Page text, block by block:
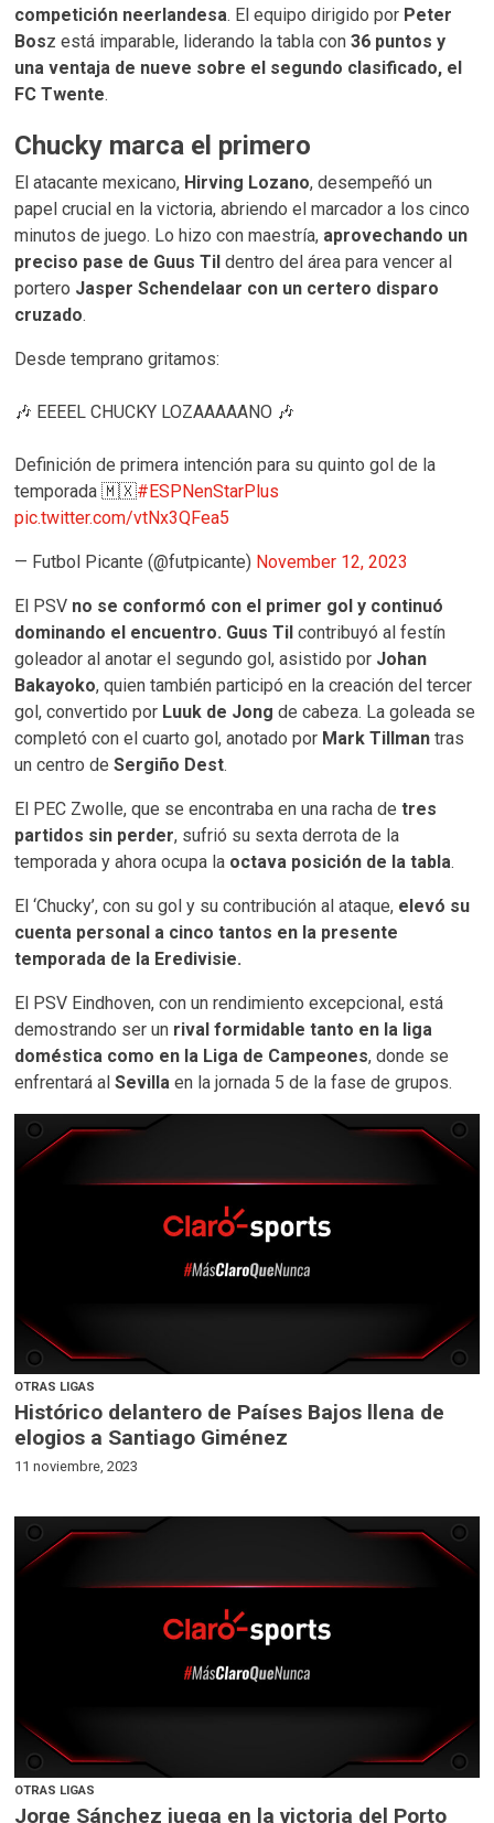
competición neerlandesa. El equipo dirigido por Peter
Bosz está imparable, liderando la tabla con36 puntos y
una ventaja de nueve sobre el segundo clasificado, el
FC Twente.
Chucky marca el primero
El atacante mexicano, Hirving Lozano, desempeñó un
papel crucial en la victoria, abriendo el marcador a los cinco
minutos de juego. Lo hizo con maestría, aprovechando un
preciso pase de Guus Tildentro del área para vencer al
portero Jasper Schendelaar con un certero disparo
cruzado.
Desde temprano gritamos:
🎶 EEEEL CHUCKY LOZAAAAANO 🎶
Definición de primera intención para su quinto gol de la
temporada 🇲🇽#ESPNenStarPlus
pic.twitter.com/vtNx3QFea5
— Futbol Picante (@futpicante) November 12, 2023
El PSV no se conformó con el primer gol y continuó
dominando el encuentro. Guus Til contribuyó al festín
goleador al anotar el segundo gol, asistido por Johan
Bakayoko, quien también participó en la creación del tercer
gol, convertido por Luuk de Jong de cabeza. La goleada se
completó con el cuarto gol, anotado por Mark Tillman tras
un centro deSergiño Dest.
El PEC Zwolle, que se encontraba en una racha detres
partidos sin perder, sufrió su sexta derrota de la
temporada y ahora ocupa la octava posición de la tabla.
El ‘Chucky’, con su gol y su contribución al ataque, elevó su
cuenta personal a cinco tantos en la presente
temporada de la Eredivisie.
El PSV Eindhoven, con un rendimiento excepcional, está
demostrando ser un rival formidable tanto en la liga
doméstica como en la Liga de Campeones, donde se
enfrentará alSevilla en la jornada 5 de la fase de grupos.
OTRAS LIGAS
Histórico delantero de Países Bajos llena de
elogios a Santiago Giménez
11 noviembre, 2023
OTRAS LIGAS
Jorge Sánchez juega en la victoria del Porto